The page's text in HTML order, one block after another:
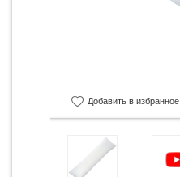
Добавить в избранное